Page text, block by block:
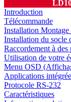
Introduction
Télécommande
Installation Montage
Installation du socle
Raccordement à
Utilisation de votre
Menu OSD
Applications
Protocole RS-232
Caractéristiques